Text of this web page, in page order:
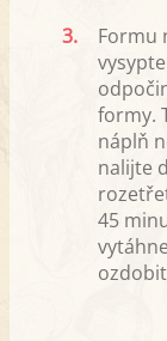
3.
Formu
formy.
náplň
nalijte
45